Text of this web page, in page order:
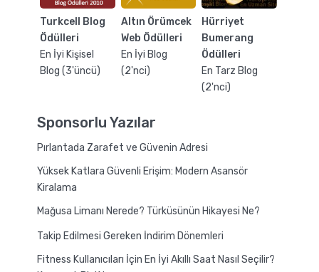
Turkcell Blog
Ödülleri
En İyi Kişisel
Blog (3'üncü)
Altın Örümcek
Web Ödülleri
En İyi Blog
(2'nci)
Hürriyet
Bumerang
Ödülleri
En Tarz Blog
(2'nci)
Sponsorlu Yazılar
Pırlantada Zarafet ve Güvenin Adresi
Yüksek Katlara Güvenli Erişim: Modern Asansör
Kiralama
Mağusa Limanı Nerede? Türküsünün Hikayesi Ne?
Takip Edilmesi Gereken İndirim Dönemleri
Fitness Kullanıcıları İçin En İyi Akıllı Saat Nasıl Seçilir?